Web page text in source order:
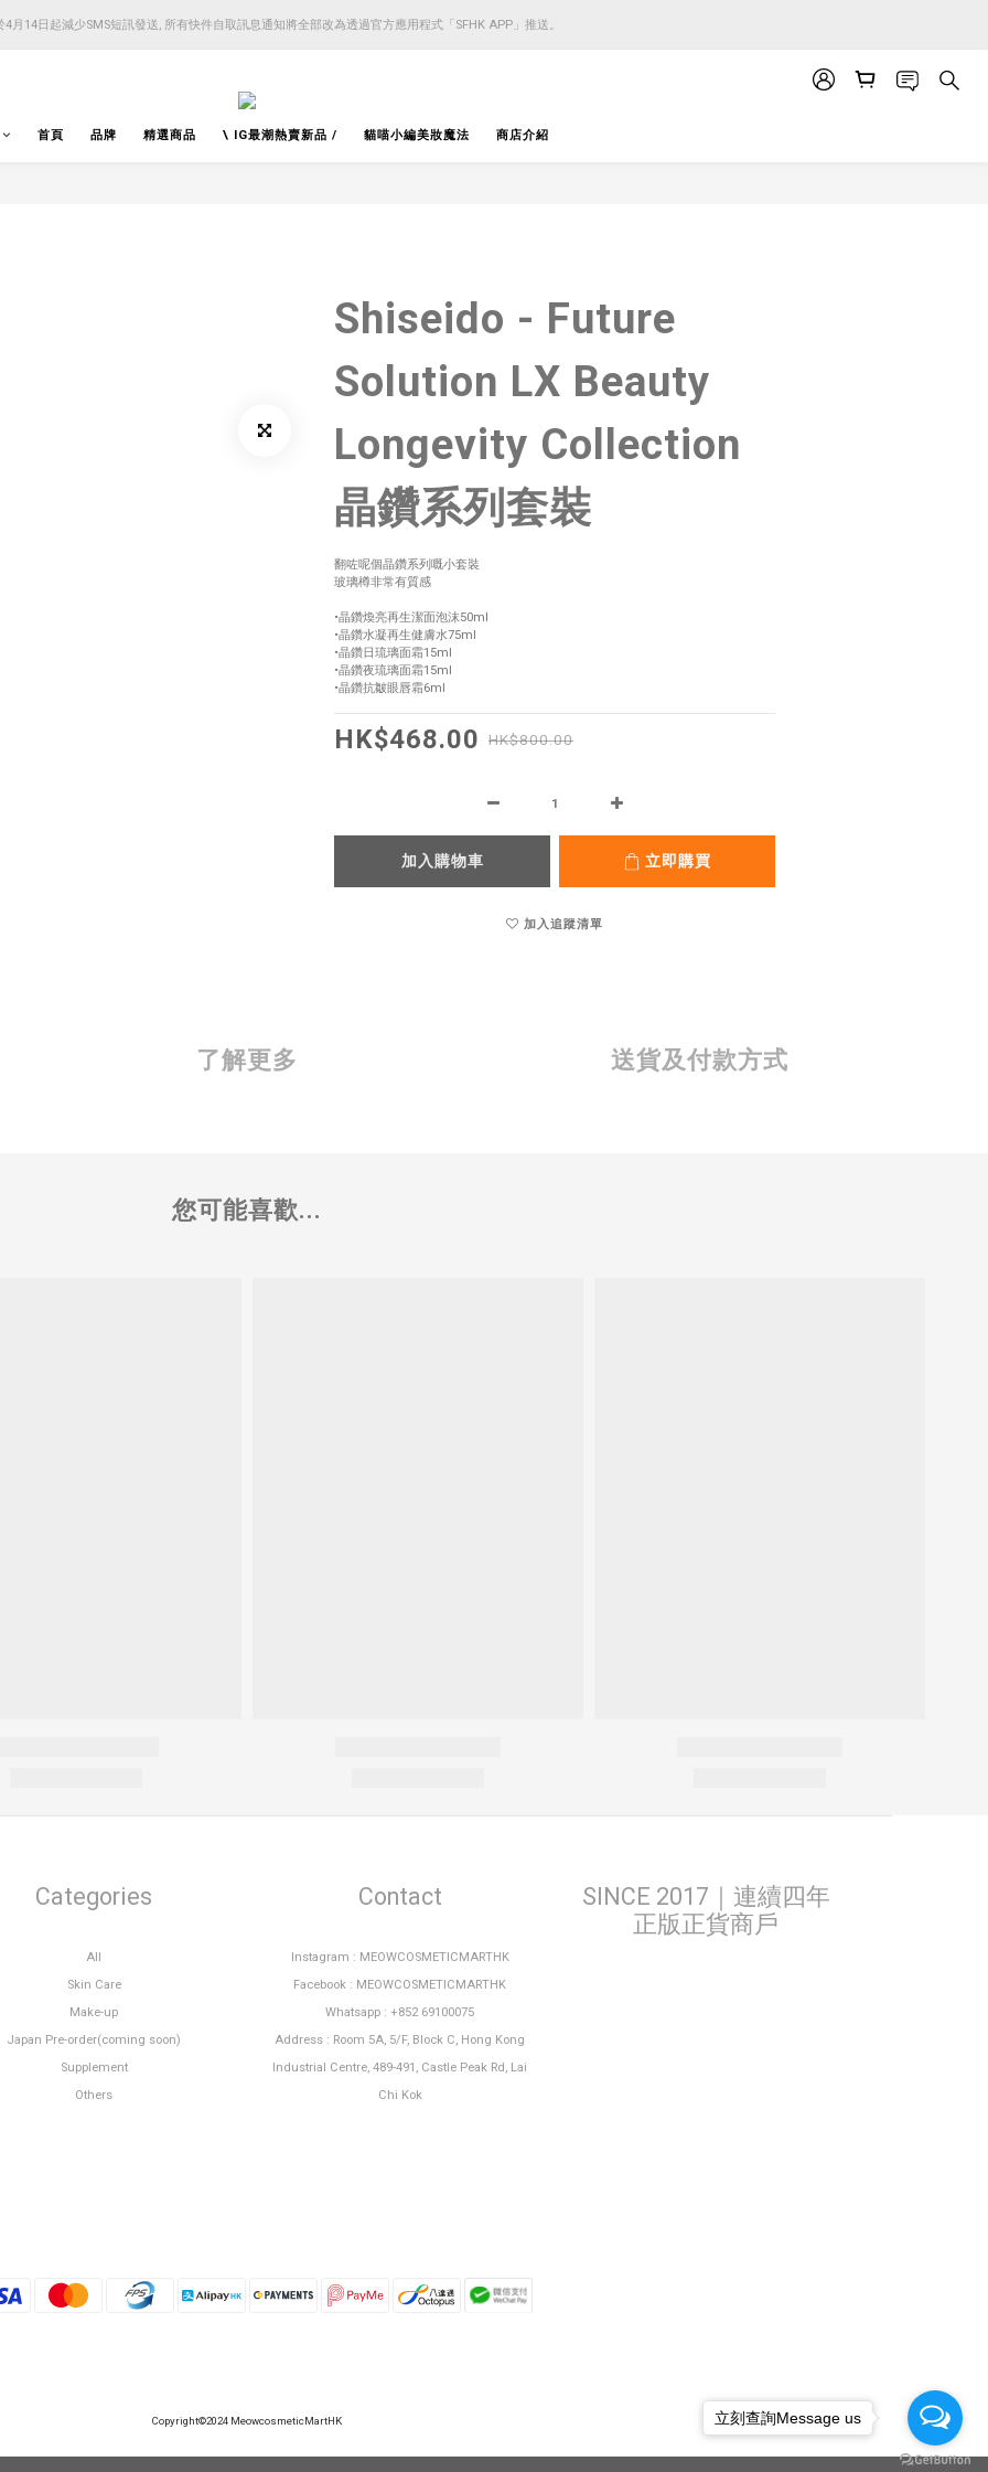
4月14日起減少SMS短訊發送, 所有快件自取訊息通知將全部改為透過官方應用程式「SFHK APP」推送。
4月14日起減少SMS短訊發送, 所有快件自取訊息通知將全部改為透過官方應用程式「SFHK APP」推送。
首頁
品牌 精選商品 \ IG最潮熱賣新品 / 貓喵小編美妝魔法 商店介紹
Shiseido - Future
Solution LX Beauty
Longevity Collection
晶鑽系列套裝
翻咗呢個晶鑽系列嘅小套裝
玻璃樽非常有質感
•晶鑽煥亮再生潔面泡沫50ml
•晶鑽水凝再生健膚水75ml
•晶鑽日琉璃面霜15ml
•晶鑽夜琉璃面霜15ml
•晶鑽抗皺眼唇霜6ml
HK$468.00 HK$800.00
加入購物車 立即購買
加入追蹤清單
了解更多 送貨及付款方式
您可能喜歡...
Categories
All
Skin Care
Make-up
Japan Pre-order(coming soon)
Supplement
Others
Contact
Instagram : MEOWCOSMETICMARTHK
Facebook : MEOWCOSMETICMARTHK
Whatsapp : +852 69100075
Address : Room 5A, 5/F, Block C, Hong Kong
Industrial Centre, 489-491, Castle Peak Rd, Lai
Chi Kok
SINCE 2017｜連續四年
正版正貨商戶
Copyright©2024 MeowcosmeticMartHK 立刻查詢Message us